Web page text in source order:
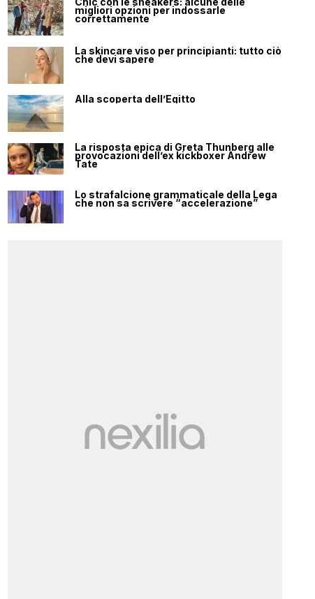
migliori opzioni per indossarle
correttamente
La skincare viso per principianti: tutto ciò
che devi sapere
Alla scoperta dell’Egitto
La risposta epica di Greta Thunberg alle
provocazioni dell’ex kickboxer Andrew
Tate
Lo strafalcione grammaticale della Lega
che non sa scrivere “accelerazione”